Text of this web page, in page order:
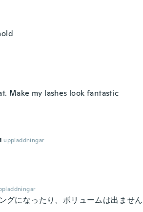
Make my lashes look fantastic
uppladdningar
グになったり、ボリュームは出ませ